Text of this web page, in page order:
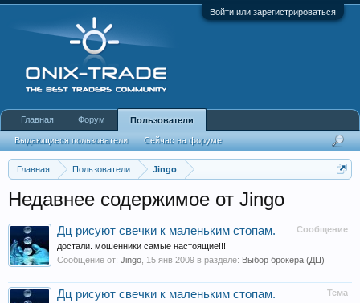
Войти или зарегистрироваться
Главная Пользователи Jingo
Недавнее содержимое от Jingo
Сообщение
Дц рисуют свечки к маленьким стопам.
достали. мошенники самые настоящие!!!
Сообщение от: Jingo 15 янв 2009 в разделе: Выбор брокера (ДЦ)
Тема
Дц рисуют свечки к маленьким стопам.
Главная Форум Пользователи
Выдающиеся пользователи Сейчас на форуме
Недавняя активность Новые сообщения профиля